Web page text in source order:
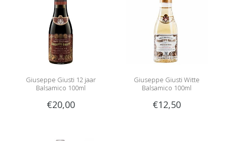
Giuseppe Giusti 12 jaar
Balsamico 100ml
€20,00
Giuseppe Giusti Witte
Balsamico 100ml
€12,50